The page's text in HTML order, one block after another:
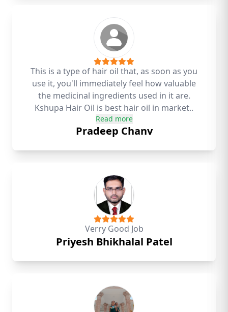
This is a type of hair oil that, as soon as you
use it, you'll immediately feel how valuable
the medicinal ingredients used in it are.
Kshupa Hair Oil is best hair oil in market..
Read more
Pradeep Chanv
Verry Good Job
Priyesh Bhikhalal Patel